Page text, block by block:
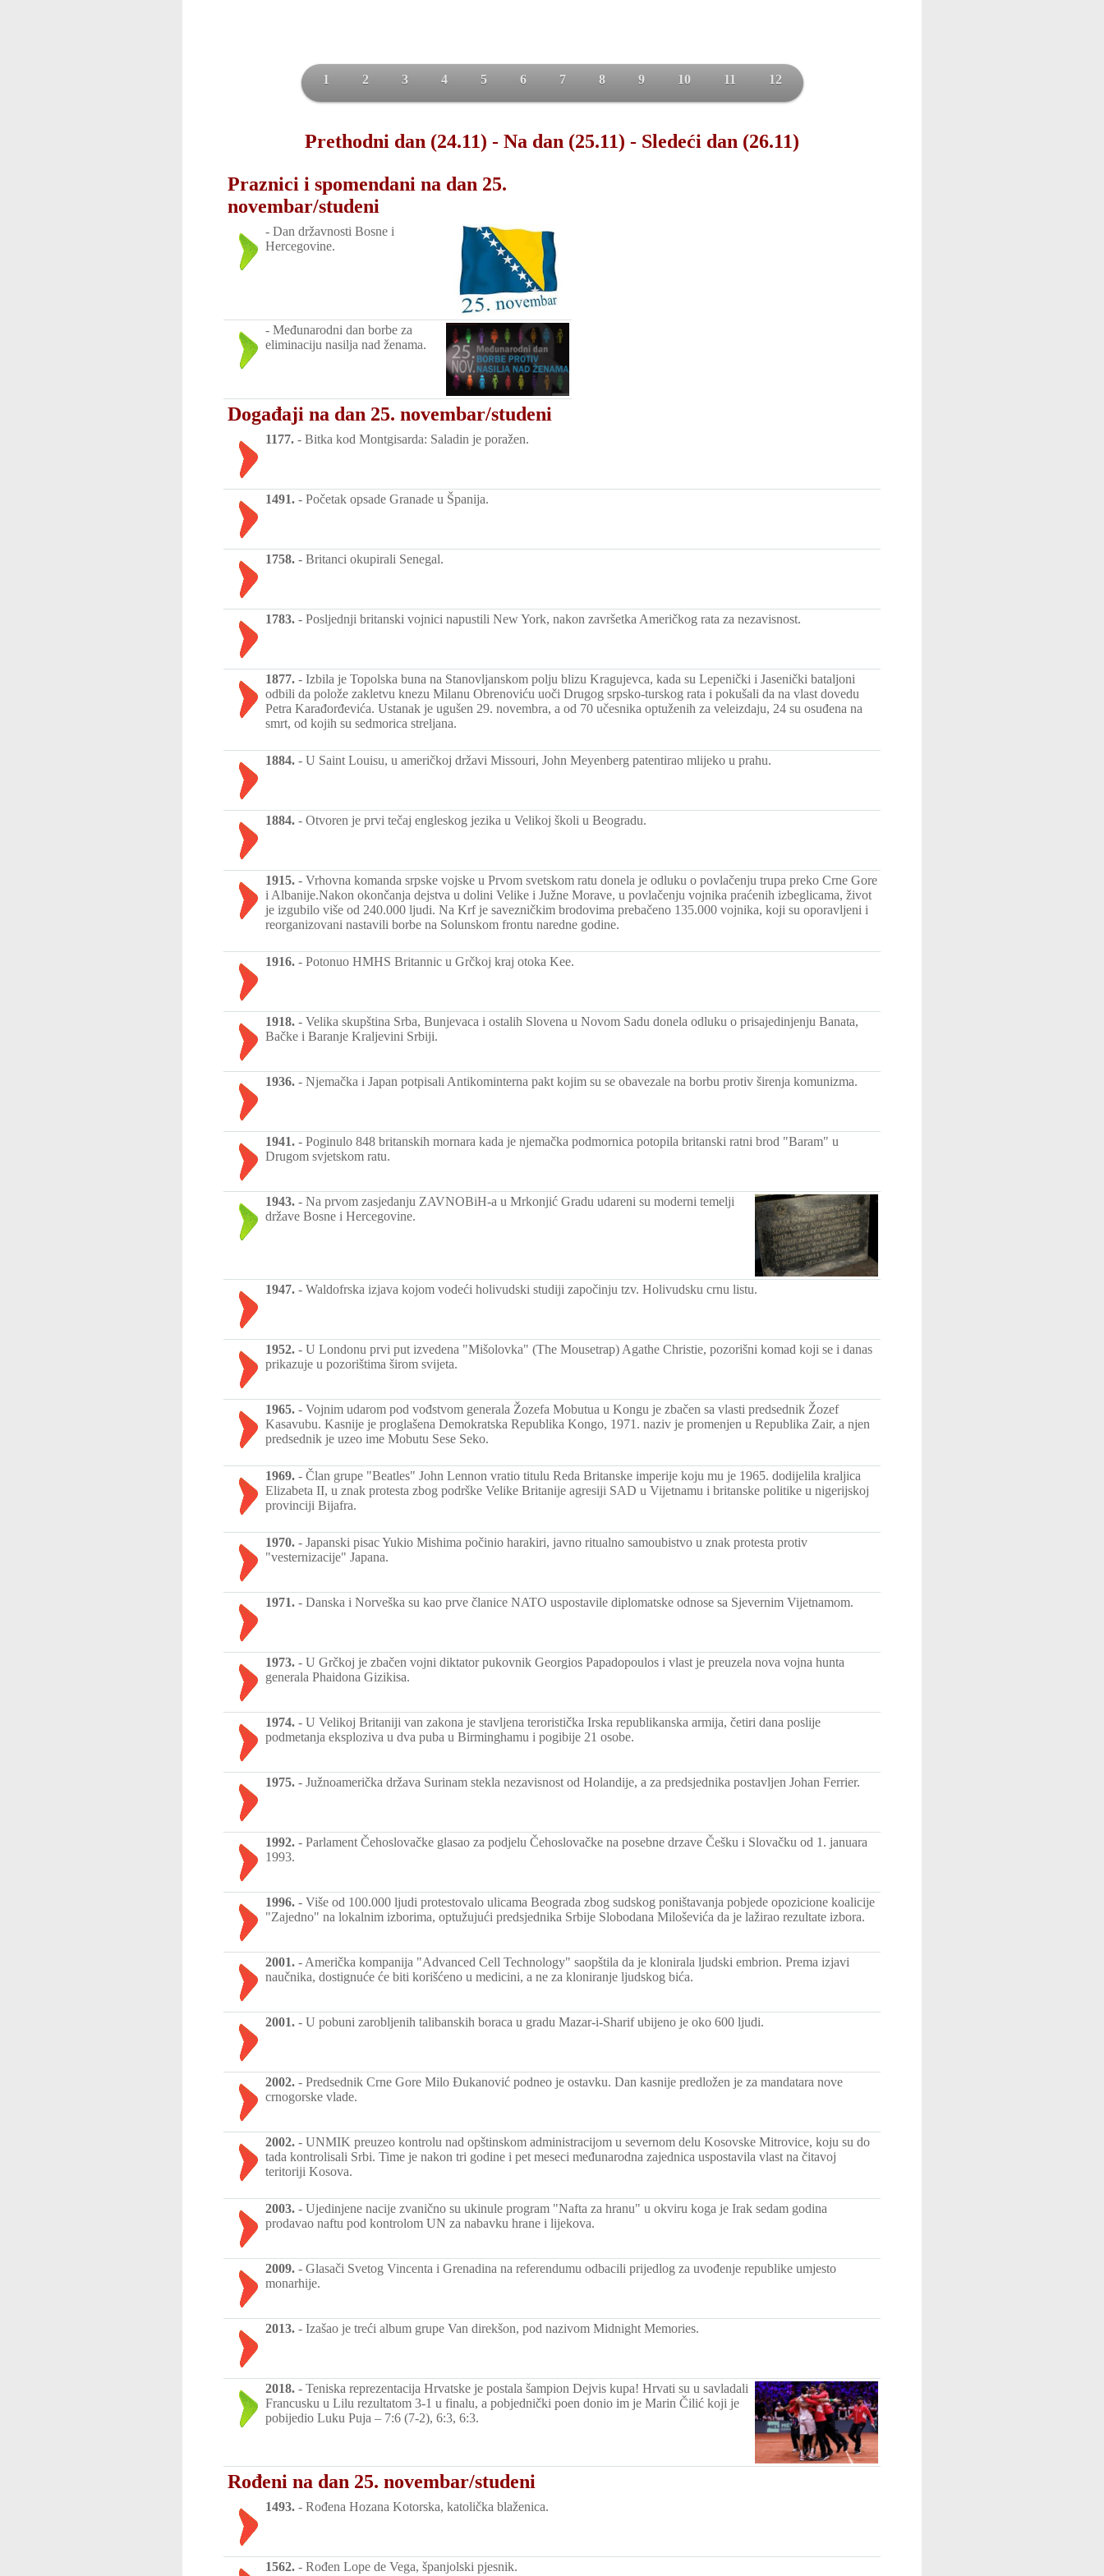
1 2 3 4 5 6 7 8 9 10 11 12
Prethodni dan (24.11) - Na dan (25.11) - Sledeći dan (26.11)
Praznici i spomendani na dan 25.
novembar/studeni
- Dan državnosti Bosne i
Hercegovine.
- Međunarodni dan borbe za
eliminaciju nasilja nad ženama.
Događaji na dan 25. novembar/studeni
1177. - Bitka kod Montgisarda: Saladin je poražen.
1491. - Početak opsade Granade u Španija.
1758. - Britanci okupirali Senegal.
1783. - Posljednji britanski vojnici napustili New York, nakon završetka Američkog rata za nezavisnost.
1877. - Izbila je Topolska buna na Stanovljanskom polju blizu Kragujevca, kada su Lepenički i Jasenički bataljoni
odbili da polože zakletvu knezu Milanu Obrenoviću uoči Drugog srpsko-turskog rata i pokušali da na vlast dovedu
Petra Karađorđevića. Ustanak je ugušen 29. novembra, a od 70 učesnika optuženih za veleizdaju, 24 su osuđena na
smrt, od kojih su sedmorica streljana.
1884. - U Saint Louisu, u američkoj državi Missouri, John Meyenberg patentirao mlijeko u prahu.
1884. - Otvoren je prvi tečaj engleskog jezika u Velikoj školi u Beogradu.
1915. - Vrhovna komanda srpske vojske u Prvom svetskom ratu donela je odluku o povlačenju trupa preko Crne Gore
i Albanije.Nakon okončanja dejstva u dolini Velike i Južne Morave, u povlačenju vojnika praćenih izbeglicama, život
je izgubilo više od 240.000 ljudi. Na Krf je savezničkim brodovima prebačeno 135.000 vojnika, koji su oporavljeni i
reorganizovani nastavili borbe na Solunskom frontu naredne godine.
1916. - Potonuo HMHS Britannic u Grčkoj kraj otoka Kee.
1918. - Velika skupština Srba, Bunjevaca i ostalih Slovena u Novom Sadu donela odluku o prisajedinjenju Banata,
Bačke i Baranje Kraljevini Srbiji.
1936. - Njemačka i Japan potpisali Antikominterna pakt kojim su se obavezale na borbu protiv širenja komunizma.
1941. - Poginulo 848 britanskih mornara kada je njemačka podmornica potopila britanski ratni brod "Baram" u
Drugom svjetskom ratu.
1943. - Na prvom zasjedanju ZAVNOBiH-a u Mrkonjić Gradu udareni su moderni temelji
države Bosne i Hercegovine.
1947. - Waldofrska izjava kojom vodeći holivudski studiji započinju tzv. Holivudsku crnu listu.
1952. - U Londonu prvi put izvedena "Mišolovka" (The Mousetrap) Agathe Christie, pozorišni komad koji se i danas
prikazuje u pozorištima širom svijeta.
1965. - Vojnim udarom pod vođstvom generala Žozefa Mobutua u Kongu je zbačen sa vlasti predsednik Žozef
Kasavubu. Kasnije je proglašena Demokratska Republika Kongo, 1971. naziv je promenjen u Republika Zair, a njen
predsednik je uzeo ime Mobutu Sese Seko.
1969. - Član grupe "Beatles" John Lennon vratio titulu Reda Britanske imperije koju mu je 1965. dodijelila kraljica
Elizabeta II, u znak protesta zbog podrške Velike Britanije agresiji SAD u Vijetnamu i britanske politike u nigerijskoj
provinciji Bijafra.
1970. - Japanski pisac Yukio Mishima počinio harakiri, javno ritualno samoubistvo u znak protesta protiv
"vesternizacije" Japana.
1971. - Danska i Norveška su kao prve članice NATO uspostavile diplomatske odnose sa Sjevernim Vijetnamom.
1973. - U Grčkoj je zbačen vojni diktator pukovnik Georgios Papadopoulos i vlast je preuzela nova vojna hunta
generala Phaidona Gizikisa.
1974. - U Velikoj Britaniji van zakona je stavljena teroristička Irska republikanska armija, četiri dana poslije
podmetanja eksploziva u dva puba u Birminghamu i pogibije 21 osobe.
1975. - Južnoamerička država Surinam stekla nezavisnost od Holandije, a za predsjednika postavljen Johan Ferrier.
1992. - Parlament Čehoslovačke glasao za podjelu Čehoslovačke na posebne drzave Češku i Slovačku od 1. januara
1993.
1996. - Više od 100.000 ljudi protestovalo ulicama Beograda zbog sudskog poništavanja pobjede opozicione koalicije
"Zajedno" na lokalnim izborima, optužujući predsjednika Srbije Slobodana Miloševića da je lažirao rezultate izbora.
2001. - Američka kompanija "Advanced Cell Technology" saopštila da je klonirala ljudski embrion. Prema izjavi
naučnika, dostignuće će biti korišćeno u medicini, a ne za kloniranje ljudskog bića.
2001. - U pobuni zarobljenih talibanskih boraca u gradu Mazar-i-Sharif ubijeno je oko 600 ljudi.
2002. - Predsednik Crne Gore Milo Đukanović podneo je ostavku. Dan kasnije predložen je za mandatara nove
crnogorske vlade.
2002. - UNMIK preuzeo kontrolu nad opštinskom administracijom u severnom delu Kosovske Mitrovice, koju su do
tada kontrolisali Srbi. Time je nakon tri godine i pet meseci međunarodna zajednica uspostavila vlast na čitavoj
teritoriji Kosova.
2003. - Ujedinjene nacije zvanično su ukinule program "Nafta za hranu" u okviru koga je Irak sedam godina
prodavao naftu pod kontrolom UN za nabavku hrane i lijekova.
2009. - Glasači Svetog Vincenta i Grenadina na referendumu odbacili prijedlog za uvođenje republike umjesto
monarhije.
2013. - Izašao je treći album grupe Van direkšon, pod nazivom Midnight Memories.
2018. - Teniska reprezentacija Hrvatske je postala šampion Dejvis kupa! Hrvati su u savladali
Francusku u Lilu rezultatom 3-1 u finalu, a pobjednički poen donio im je Marin Čilić koji je
pobijedio Luku Puja – 7:6 (7-2), 6:3, 6:3.
Rođeni na dan 25. novembar/studeni
1493. - Rođena Hozana Kotorska, katolička blaženica.
1562. - Rođen Lope de Vega, španjolski pjesnik.